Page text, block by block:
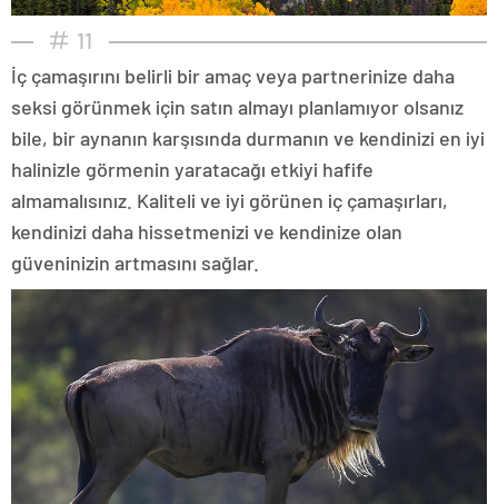
11
İç çamaşırını belirli bir amaç veya partnerinize daha
seksi görünmek için satın almayı planlamıyor olsanız
bile, bir aynanın karşısında durmanın ve kendinizi en iyi
halinizle görmenin yaratacağı etkiyi hafife
almamalısınız. Kaliteli ve iyi görünen iç çamaşırları,
kendinizi daha hissetmenizi ve kendinize olan
güveninizin artmasını sağlar.